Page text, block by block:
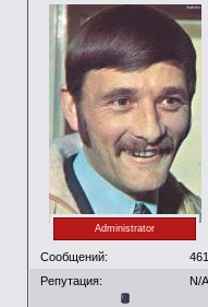
Administrator
Сообщений:
461
Репутация:
N/A